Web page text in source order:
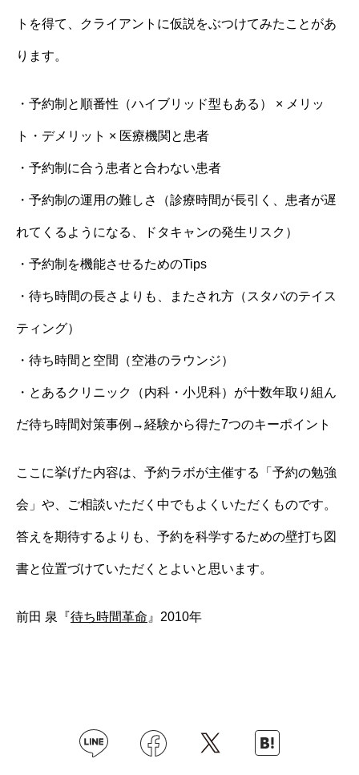
トを得て、クライアントに仮説をぶつけてみたことがあ
ります。
・予約制と順番性（ハイブリッド型もある） × メリッ
ト・デメリット × 医療機関と患者
・予約制に合う患者と合わない患者
・予約制の運用の難しさ（診療時間が長引く、患者が遅
れてくるようになる、ドタキャンの発生リスク）
・予約制を機能させるためのTips
・待ち時間の長さよりも、またされ方（スタバのテイス
ティング）
・待ち時間と空間（空港のラウンジ）
・とあるクリニック（内科・小児科）が十数年取り組ん
だ待ち時間対策事例→経験から得た7つのキーポイント
ここに挙げた内容は、予約ラボが主催する「予約の勉強
会」や、ご相談いただく中でもよくいただくものです。
答えを期待するよりも、予約を科学するための壁打ち図
書と位置づけていただくとよいと思います。
前田 泉『待ち時間革命 』2010年